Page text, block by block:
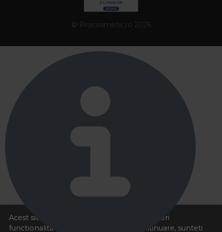
Acest site foloseste cookies pentru a va oferi
functionalitatea dorita. Navigand in continuare, sunteti
© Procosmetic.ro 2026